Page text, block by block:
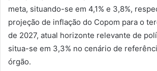
meta, situando-se em 4,1% e 3,8%,
projeção de inflação do Copom para o
de 2027, atual horizonte relevante de
situa-se em 3,3% no cenário de
órgão.